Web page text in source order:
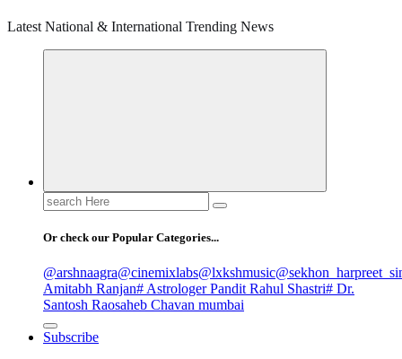
Latest National & International Trending News
Search
for:
Or check our Popular Categories...
@arshnaagra@cinemixlabs@lxkshmusic
Amitabh Ranjan# Astrologer Pandit Rahul Shastri# Dr.
Santosh Raosaheb Chavan mumbai
Subscribe